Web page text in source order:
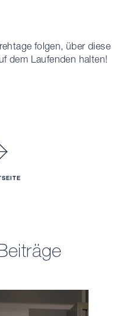
folgen, über diese
dem Laufenden halten!